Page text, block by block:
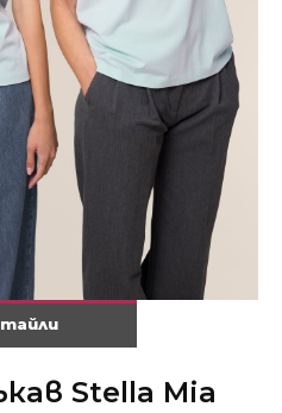
Stella Mia